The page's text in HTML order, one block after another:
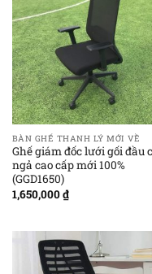
BÀN GHẾ THANH LÝ MỚI VỀ
Ghế giám đốc lưới gối đầu
ngả cao cấp mới 100%
(GGD1650)
1,650,000₫